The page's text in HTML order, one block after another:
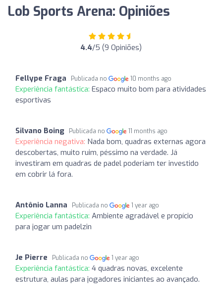
Lob Sports Arena: Opiniões
4.4/5 (9 Opiniões)
Fellype Fraga Publicada no 10 months ago
Experiência fantástica: Espaco muito bom para atividades
esportivas
Silvano Boing Publicada no 11 months ago
Experiência negativa: Nada bom, quadras externas agora
descobertas, muito ruim, péssimo na verdade. Já
investiram em quadras de padel poderiam ter investido
em cobrir lá fora.
Antônio Lanna Publicada no 1 year ago
Experiência fantástica: Ambiente agradável e propício
para jogar um padelzin
Je Pierre Publicada no 1 year ago
Experiência fantástica: 4 quadras novas, excelente
estrutura, aulas para jogadores iniciantes ao avançado.